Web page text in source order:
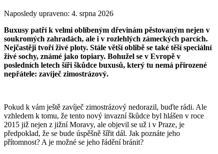
Naposledy upraveno: 4. srpna 2026
Buxusy patří k velmi oblíbeným dřevinám pěstovaným nejen v
soukromých zahradách, ale i v rozlehlých zámeckých parcích.
Nejčastěji tvoří živé ploty. Stále větší oblibě se také těší speciální
živé sochy, známé jako topiary. Bohužel se v Evropě v
posledních letech šíři škůdce buxusů, který tu nemá přirozené
nepřátele: zavíječ zimostrázový.
Pokud k vám ještě zavíječ zimostrázový nedorazil, buďte rádi. Ale
vzhledem k tomu, že tento nový invazní škůdce byl hlášen v roce
2015 již nejen z jižní Moravy, ale objevil se už i v Praze, je
předpoklad, že se bude úspěšně šířit dál. Jak poznáte jeho
přítomnost? A je možné se jeho řádění bránit?